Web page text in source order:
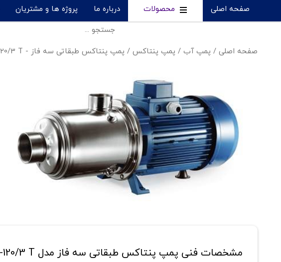
صفحه اصلی محصولات درباره ما پروژه ها و مشتریان
صفحه اصلی / پمپ آب / پمپ پنتاکس / پمپ پنتاکس طبقاتی سه فاز - U7-120/3 T
مشخصات فنی پمپ پنتاکس طبقاتی سه فاز مدل U7-120/3 T